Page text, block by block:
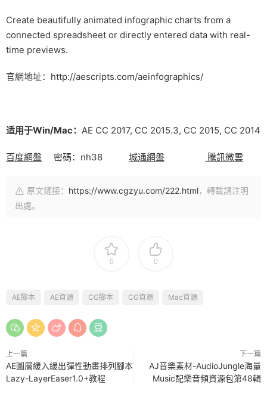
Create beautifully animated infographic charts from a
connected spreadsheet or directly entered data with real-
time previews.
官網地址：http://aescripts.com/aeinfographics/
适用于Win/Mac： AE CC 2017, CC 2015.3, CC 2015, CC 2014
百度網盤 密碼：nh38 城通網盤 騰訊微雲
原文鏈接： https://www.cgzyu.com/222.html，轉載請注明
出處。
0 0
AE腳本 AE資源 CG腳本 CG資源 Mac資源
上一篇
AE圖層緩入緩出彈性動畫排列腳本
Lazy-LayerEaser1.0+教程
下一篇
AJ音樂素材-AudioJungle海量
Music配樂音頻資源包第48輯